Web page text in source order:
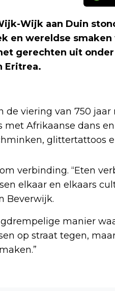
Wijk aan Duin
en wereldse
gerechten uit
Eritrea.
de viering van 750
Afrikaanse dans
glittertattoos
verbinding. “Eten
elkaar en elkaars
Beverwijk.
manier
op straat tegen,